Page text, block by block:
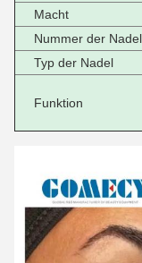
Macht
Nummer der Nadel
Typ der Nadel
Funktion